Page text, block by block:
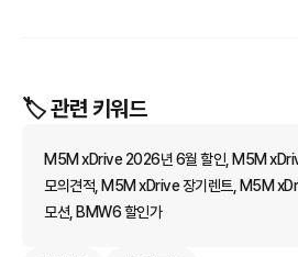
🏷️ 관련 키워드
M5M xDrive 2026년 6월 할인, M5M
모의견적, M5M xDrive 장기렌트, M5M
모션, BMW6 할인가